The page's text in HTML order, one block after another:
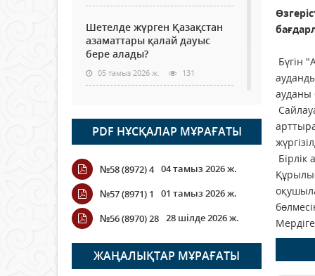
Шетелде жүрген Қазақстан
азаматтары қалай дауыс
бере алады?
05 тамыз 2026 ж. 131
баға әр түрлі болған
жағдайда
ҮКІМЕТТІК ЕМЕС ҰЙЫМДАРҒА
АРНАЛҒАН СЫЙЛЫҚАҚЫ
КОНКУРСЫНА ӨТІНІМ
ҚАБЫЛДАУ БАСТАЛДЫ
04 тамыз 2026 ж. 108
PDF НҰСҚАЛАР МҰРАҒАТЫ
№58 (8972) 4 04 тамыз 2026 ж.
№57 (8971) 1
01 тамыз 2026 ж.
№56 (8970) 28 28 шілде 2026 ж.
ЖАҢАЛЫҚТАР МҰРАҒАТЫ
Бүгін
ауданы